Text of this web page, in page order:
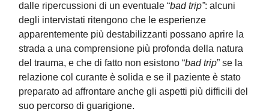
dalle ripercussioni di un eventuale “bad trip”: alcuni
degli intervistati ritengono che le esperienze
apparentemente più destabilizzanti possano aprire la
strada a una comprensione più profonda della natura
del trauma, e che di fatto non esistono “bad trip” se la
relazione col curante è solida e se il paziente è stato
preparato ad affrontare anche gli aspetti più difficili del
suo percorso di guarigione.